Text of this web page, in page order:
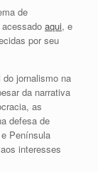
de
aqui, e
por seu
jornalismo na
da narrativa
as
defesa de
Península
interesses